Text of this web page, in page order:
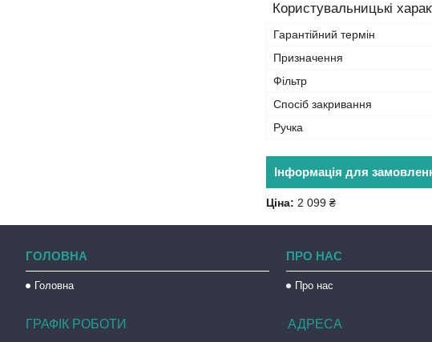
Користувальницькі
Гарантійний термін
Призначення
Фільтр
Спосіб закривання
Ручка
Інформація для
Ціна: 2 099 ₴
ГОЛОВНА
Головна
ПРО НАС
Про нас
ГРАФІК РОБОТИ